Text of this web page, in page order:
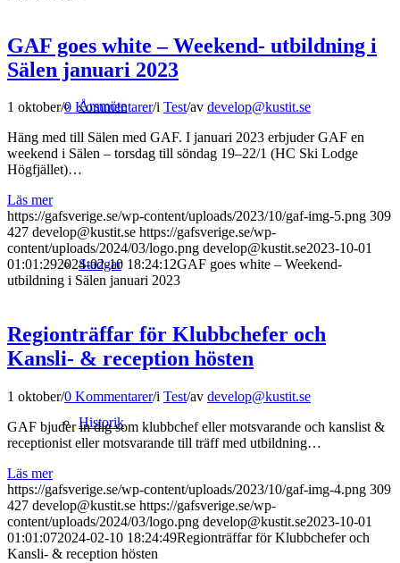
Årsmöte
Stadgar
Historik
GAF goes white – Weekend- utbildning i
Sälen januari 2023
1 oktober/0 Kommentarer/i Test/av develop@kustit.se
Häng med till Sälen med GAF. I januari 2023 erbjuder GAF en
weekend i Sälen – torsdag till söndag 19–22/1 (HC Ski Lodge
Högfjället)…
Läs mer
https://gafsverige.se/wp-content/uploads/2023/10/gaf-img-5.png 309
427 develop@kustit.se https://gafsverige.se/wp-
content/uploads/2024/03/logo.png develop@kustit.se2023-10-01
01:01:292024-02-10 18:24:12GAF goes white – Weekend-
utbildning i Sälen januari 2023
Regionträffar för Klubbchefer och
Kansli- & reception hösten
1 oktober/0 Kommentarer/i Test/av develop@kustit.se
GAF bjuder in dig som klubbchef eller motsvarande och kanslist &
receptionist eller motsvarande till träff med utbildning…
Läs mer
https://gafsverige.se/wp-content/uploads/2023/10/gaf-img-4.png 309
427 develop@kustit.se https://gafsverige.se/wp-
content/uploads/2024/03/logo.png develop@kustit.se2023-10-01
01:01:072024-02-10 18:24:49Regionträffar för Klubbchefer och
Kansli- & reception hösten